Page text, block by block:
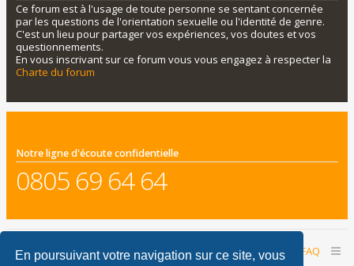
En poursuivant votre navigation sur ce site, vous
Ce forum est à l'usage de toute personne se sentant concernée
par les questions de l'orientation sexuelle ou l'identité de genre.
C'est un lieu pour partager vos expériences, vos doutes et vos
questionnements.
En vous inscrivant sur ce forum vous vous engagez à respecter la
Charte du forum
Notre ligne d'écoute confidentielle
0805 69 64 64
Accueil du forum FAQ
Nous contacter